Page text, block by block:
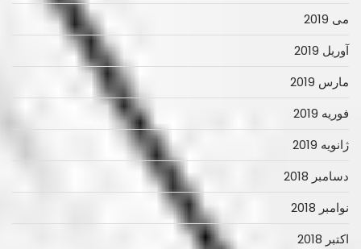
می 2019
آوریل 2019
مارس 2019
فوریه 2019
ژانویه 2019
دسامبر 2018
نوامبر 2018
اکتبر 2018